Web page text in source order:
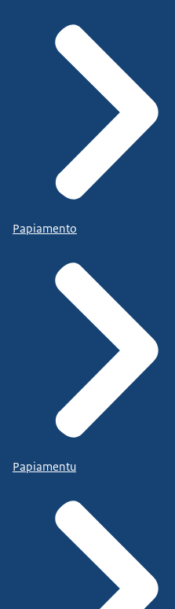
Papiamento
Papiamentu